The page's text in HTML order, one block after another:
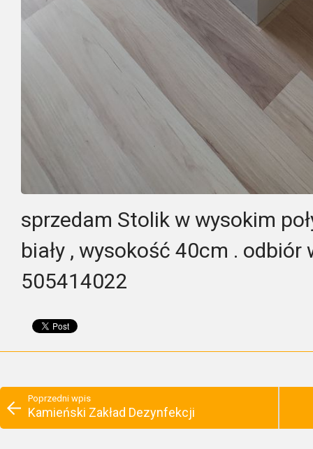
sprzedam Stolik w wysokim
biały , wysokość 40cm . odbiór
505414022
Poprzedni wpis
Kamieński Zakład Dezynfekcji